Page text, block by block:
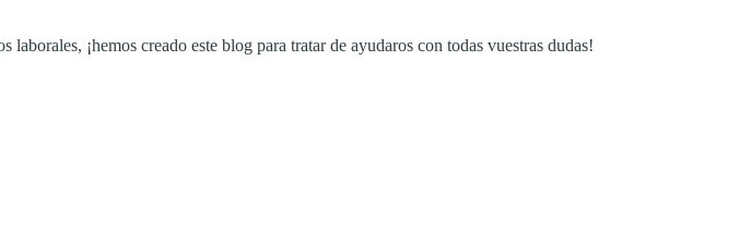
¡hemos creado este blog para tratar de ayudaros con todas vuestras dudas!